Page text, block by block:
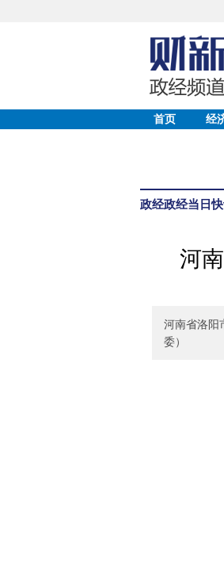
首页 经
政经政经当日
河
河南省洛阳
委）